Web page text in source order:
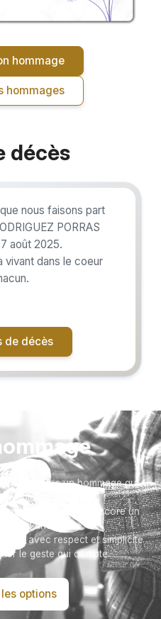
hommage
hommages
décès
nous faisons part
PORRAS
août 2025.
vivant dans le coeur
de décès
proche avec un hommage qui
:
un arbre, ou encore un
d'une photo.
avec respect et simplicité
le geste qui compte.
options